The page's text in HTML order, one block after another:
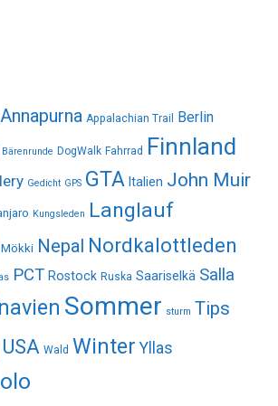
Annapurna Appalachian Trail Berlin
Bärenrunde DogWalk Fahrrad Finnland
Gedicht GPS GTA Italien John Muir
Kungsleden Langlauf
Mökki Nepal Nordkalottleden
PCT Rostock Ruska Saariselkä Salla
Sommer sturm Tips
USA Wald Winter Yllas